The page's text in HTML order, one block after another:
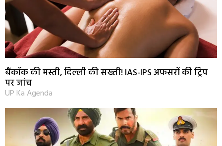
बैंकॉक की मस्ती, दिल्ली की सख्ती! IAS-IPS अफसरों की ट्रिप
पर जांच
UP Ka Agenda